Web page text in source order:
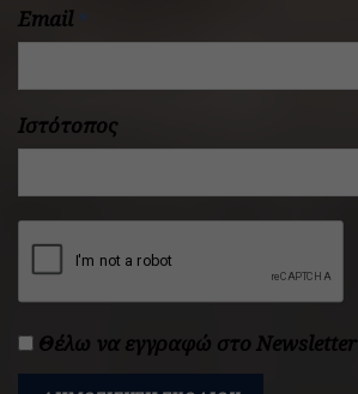
Email *
Ιστότοπος
Θέλω να εγγραφώ στο Newsletter